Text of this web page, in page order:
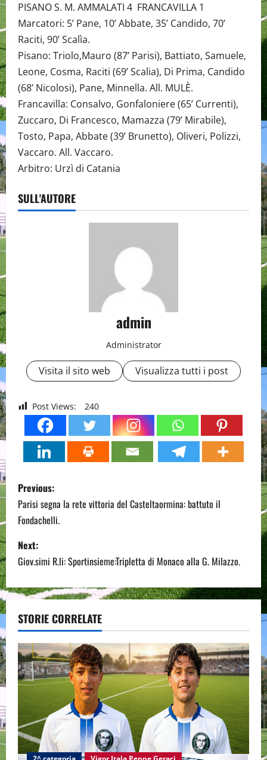
PISANO S. M. AMMALATI 4 FRANCAVILLA 1
Marcatori: 5’ Pane, 10’ Abbate, 35’ Candido, 70’
Raciti, 90’ Scalìa.
Pisano: Triolo,Mauro (87’ Parisi), Battiato, Samuele,
Leone, Cosma, Raciti (69’ Scalia), Di Prima, Candido
(68’ Nicolosi), Pane, Minnella. All. MULÈ.
Francavilla: Consalvo, Gonfaloniere (65’ Currenti),
Zuccaro, Di Francesco, Mamazza (79’ Mirabile),
Tosto, Papa, Abbate (39’ Brunetto), Oliveri, Polizzi,
Vaccaro. All. Vaccaro.
Arbitro: Urzì di Catania
SULL'AUTORE
admin
Administrator
Visita il sito web Visualizza tutti i post
Post Views: 240
P
o
s
t
n
a
v
i
g
a
t
Previous:
Parisi segna la rete vittoria del Casteltaormina: battuto il
Fondachelli.
Next:
Giov.simi R.li: Sportinsieme:Tripletta di Monaco alla G. Milazzo.
STORIE CORRELATE